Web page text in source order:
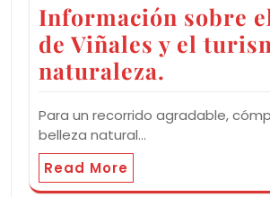
Información sobre
de Viñales y el
naturaleza.
Para un recorrido agradable,
belleza natural…
Read More